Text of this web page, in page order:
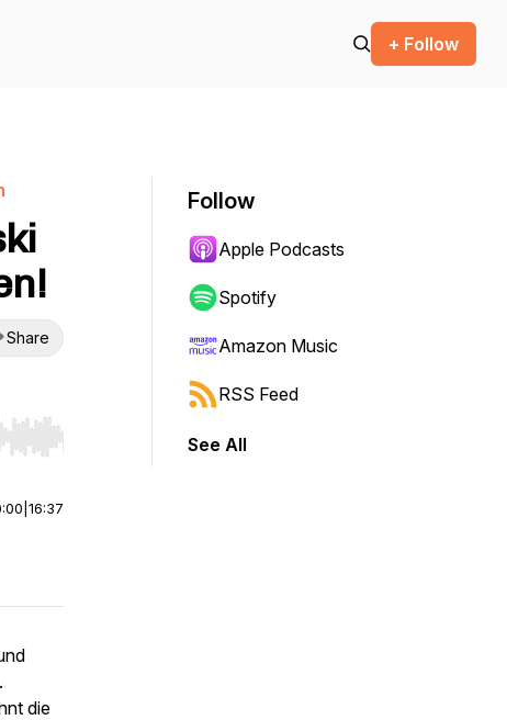
+ Follow
Share
end. Hold shift to jump forward or backward.
16:37
die
Follow
Apple Podcasts
Spotify
Amazon Music
RSS Feed
See All